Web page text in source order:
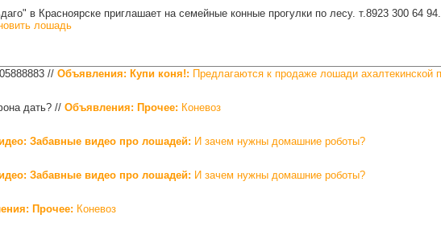
в Красноярске приглашает на семейные конные прогулки по лесу. т.8923 300 64 94.
лошадь
// Объявления: Купи коня!: Предлагаются к продаже лошади ахалтекинской
дать? // Объявления: Прочее: Коневоз
Забавные видео про лошадей: И зачем нужны домашние роботы?
Забавные видео про лошадей: И зачем нужны домашние роботы?
Прочее: Коневоз